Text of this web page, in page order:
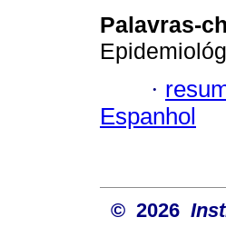
Palavras-
·
Espanhol
© 2026